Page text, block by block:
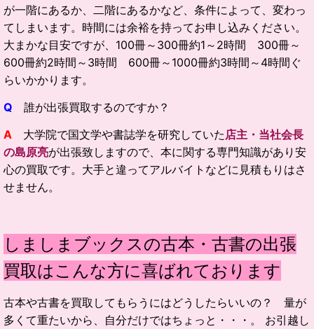
が一階にあるか、二階にあるかなど、条件によって、変わっ
てしまいます。時間には余裕を持ってお申し込みください。
大まかな目安ですが、100冊～300冊約1～2時間 300冊～
600冊約2時間～3時間 600冊～1000冊約3時間～4時間ぐ
らいかかります。
Q 誰が出張買取するのですか？
A 大学院で国文学や書誌学を研究していた 店主・当社会長
の島原亮が出張致しますので、本に関する専門知識があり安
心の買取です。大手と違ってアルバイトなどに見積もりはさ
せません。
しましまブックスの古本・古書の出張
買取はこんな方に喜ばれております
古本や古書を買取してもらうにはどうしたらいいの？ 量が
多くて重たいから、自分だけではちょっと・・・。 お引越し